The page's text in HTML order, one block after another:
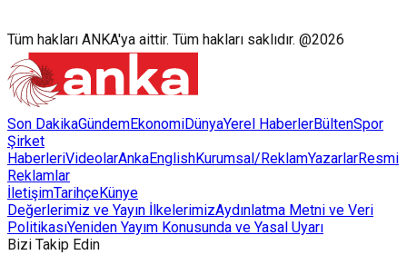
Tüm hakları ANKA'ya aittir. Tüm hakları saklıdır. @2026
Son DakikaGündemEkonomiDünyaYerel HaberlerBültenSpor
Şirket
HaberleriVideolarAnkaEnglishKurumsal/ReklamYazarlarResmi
Reklamlar
İletişimTarihçeKünye
Değerlerimiz ve Yayın İlkelerimizAydınlatma Metni ve Veri
PolitikasıYeniden Yayım Konusunda ve Yasal Uyarı
Bizi Takip Edin